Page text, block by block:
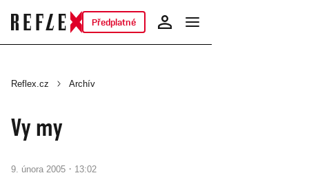
Předplatné
Reflex.cz Archív
Vy my
9. února 2005 · 13:02